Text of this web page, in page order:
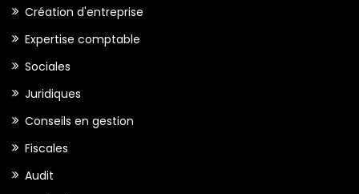
Création d'entreprise
Expertise comptable
Sociales
Juridiques
Conseils en gestion
Fiscales
Audit